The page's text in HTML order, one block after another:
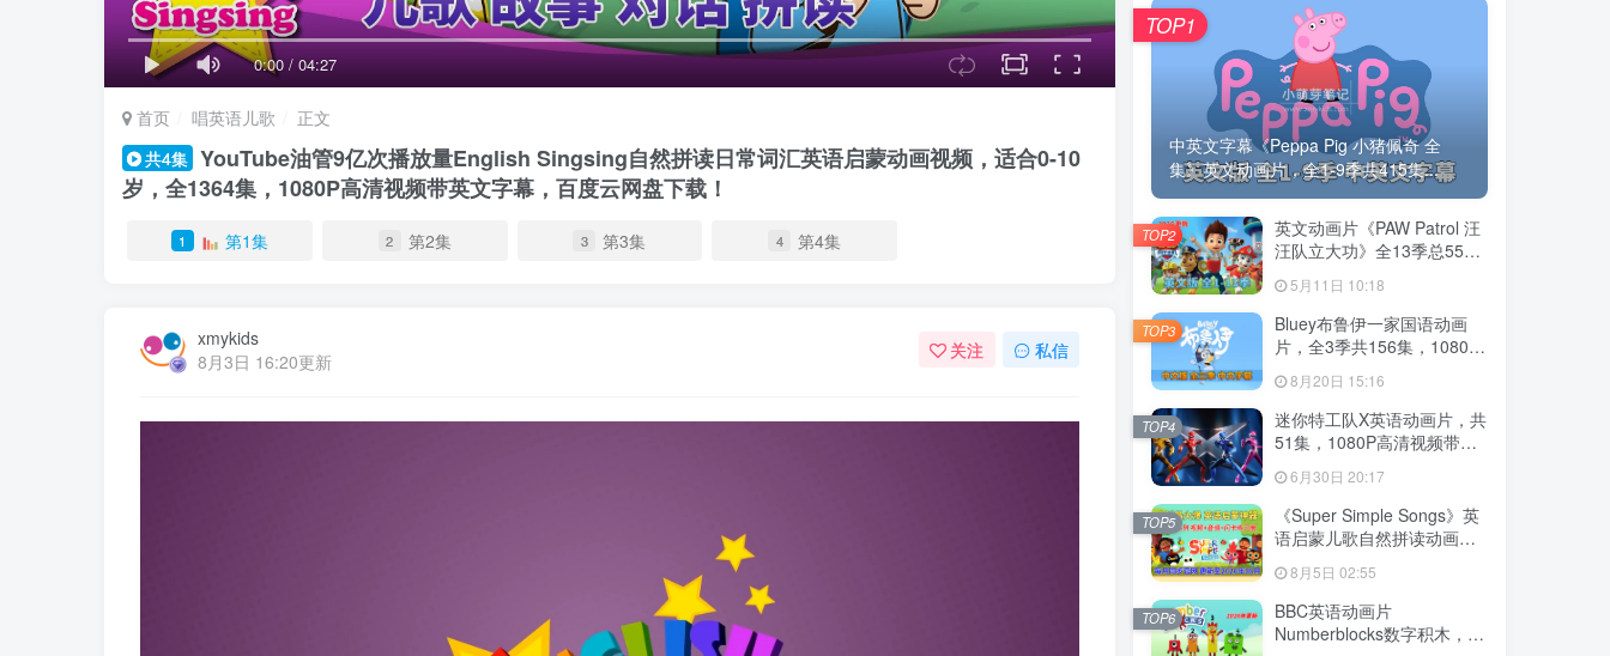
0:00 / 04:27
首页 唱英语儿歌 正文
共4集 YouTube油管9亿次播放量English Singsing自然拼读日常词汇英语启蒙动画视频，适合0-10
岁，全1364集，1080P高清视频带英文字幕，百度云网盘下载！
1 第1集 2 第2集 3 第3集 4 第4集
xmykids
8月3日 16:20更新
关注 私信
中英文字幕《Peppa Pig 小猪佩奇 全
集》英文动画片，全1-9季共415集...
TOP1
英文动画片《PAW Patrol 汪
汪队立大功》全13季总555
字幕，带配套音频MP3，百
度云网盘下载！
5月11日 10:18
TOP2
Bluey布鲁伊一家国语动画
片，全3季共156集，1080P
云网盘下载
8月20日 15:16
TOP3
迷你特工队X英语动画片，共
51集，1080P高清视频带中
6月30日 20:17
TOP4
《Super Simple Songs》英
语启蒙儿歌自然拼读动画视
1080P高清视频带英文字
幕，百度云网盘下载！
8月5日 02:55
TOP5
BBC英语动画片
Numberblocks数字积木，适
TOP6